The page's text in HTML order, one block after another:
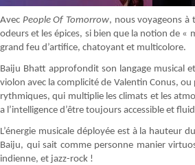
Avec People Of Tomorrow, nous voyageons à
odeurs et les épices, si bien que la notion de
grand feu d’artifice, chatoyant et multicolore.
Baiju Bhatt approfondit son langage musical
violon avec la complicité de Valentin Conus,
rythmiques, qui multiplie les climats et les
a l’intelligence d’être toujours accessible et
L’énergie musicale déployée est à la hauteur
Baiju, qui sait comme personne manier
indienne, et jazz-rock !